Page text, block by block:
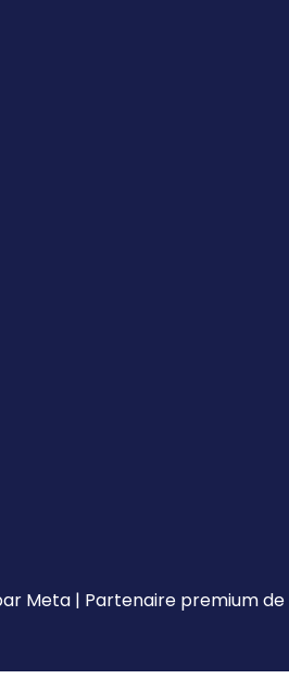
Meta | Partenaire premium de